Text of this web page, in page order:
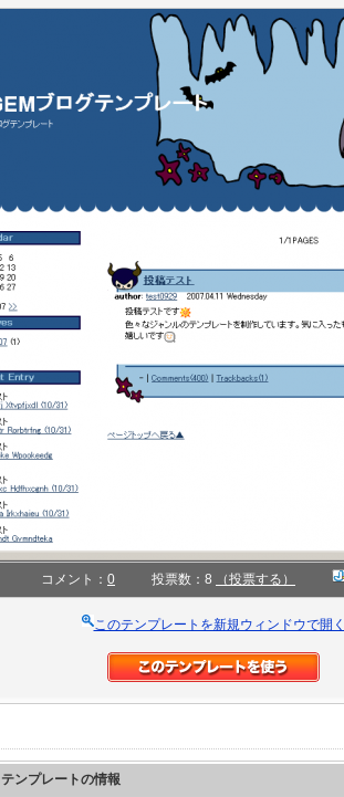
コメント： 0 投票数：8 （投票する）
このテンプレートを新規ウィンドウで開
テンプレートの情報